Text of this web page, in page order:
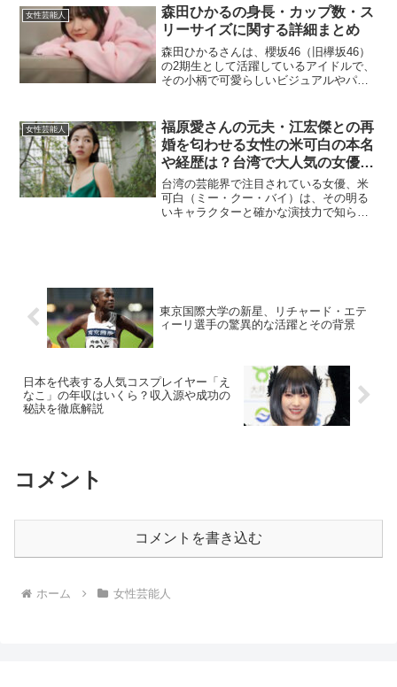
ご紹介していきます。飯窪春菜の本名
は？飯窪春菜さんの本名は公...
女性芸能人
森田ひかるの身長・カップ数・ス
リーサイズに関する詳細まとめ
森田ひかるさんは、櫻坂46（旧欅坂46）
の2期生として活躍しているアイドルで、
その小柄で可愛らしいビジュアルやパフ
数、スリーサイズに関連する情報を掘り
下げてお届けします...
女性芸能人
福原愛さんの元夫・江宏傑との再
婚を匂わせる女性の米可白の本名
や経歴は？台湾で大人気の女優の
魅力と活躍を深掘り！
台湾の芸能界で注目されている女優、米
可白（ミー・クー・バイ）は、その明る
いキャラクターと確かな演技力で知られ
東京国際大学の新星、リチャード・エテ
ィーリ選手の驚異的な活躍とその背景
日本を代表する人気コスプレイヤー「え
なこ」の年収はいくら？収入源や成功の
秘訣を徹底解説
コメント
コメントを書き込む
ホーム 女性芸能人